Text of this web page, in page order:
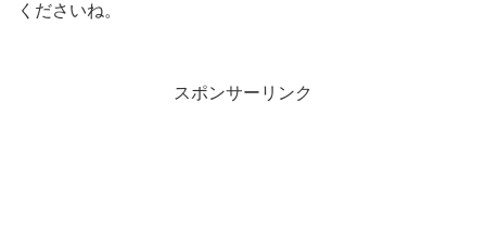
くださいね。
スポンサーリンク